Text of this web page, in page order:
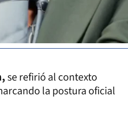
se refirió al contexto
la postura oficial